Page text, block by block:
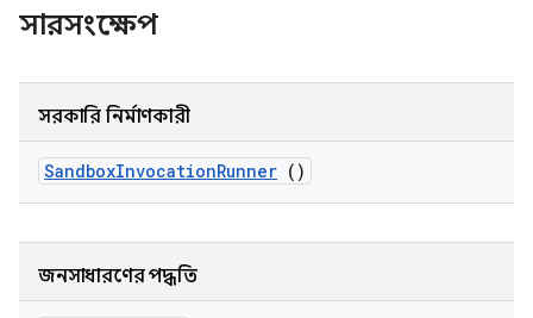
সারসংক্ষেপ
সরকারি নির্মাণকারী
SandboxInvocationRunner ()
জনসাধারণের পদ্ধতি